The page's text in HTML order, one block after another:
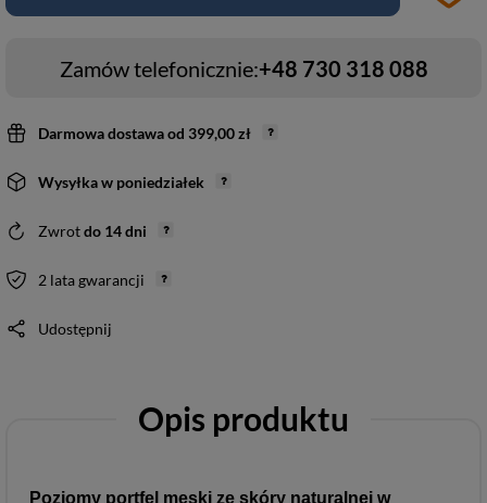
Zamów telefonicznie:+48 730 318 088
Darmowa dostawaod 399,00 zł
Wysyłkaw poniedziałek
Zwrotdo 14dni
2 lata gwarancji
Udostępnij
Opis produktu
Poziomy portfel męski ze skóry naturalnej w